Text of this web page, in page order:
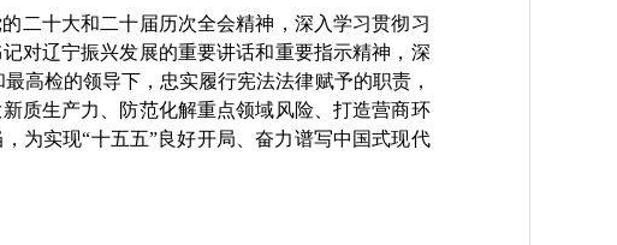
十大和二十届历次全会精神，深入学习贯彻习
对辽宁振兴发展的重要讲话和重要指示精神，深
高检的领导下，忠实履行宪法法律赋予的职责，
质生产力、防范化解重点领域风险、打造营商环
为实现“十五五”良好开局、奋力谱写中国式现代